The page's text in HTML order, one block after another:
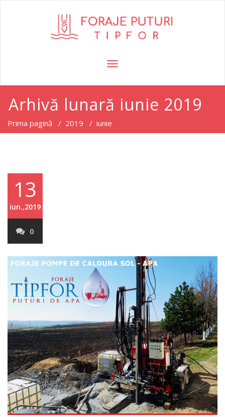
TOGGLE
Arhivă lunară iunie 2019
Prima pagină / 2019 / iunie
13
iun.,2019
0